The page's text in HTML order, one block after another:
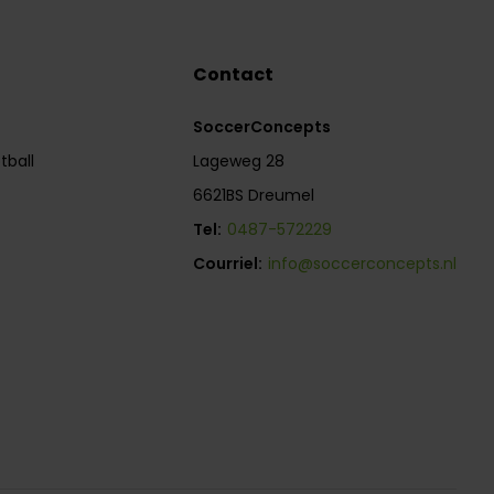
Contact
SoccerConcepts
Lageweg 28
6621BS Dreumel
Tel: 0487-572229
Courriel: info@soccerconcepts.nl